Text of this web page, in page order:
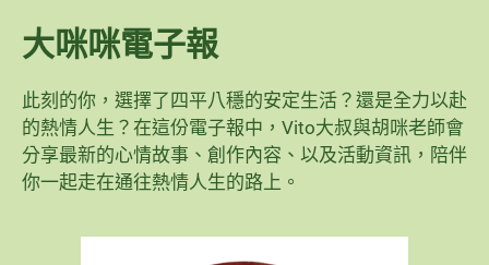
大咪咪電子報
此刻的你，選擇了四平八穩的安定生活？還是全力以赴
的熱情人生？在這份電子報中，Vito大叔與胡咪老師會
分享最新的心情故事、創作內容、以及活動資訊，陪伴
你一起走在通往熱情人生的路上。